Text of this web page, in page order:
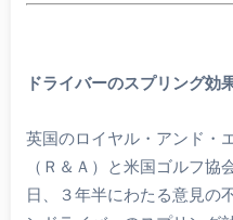
ドライバーのスプリング
英国のロイヤル・アンド・
（Ｒ＆Ａ）と米国ゴルフ協
日、３年半にわたる意見の